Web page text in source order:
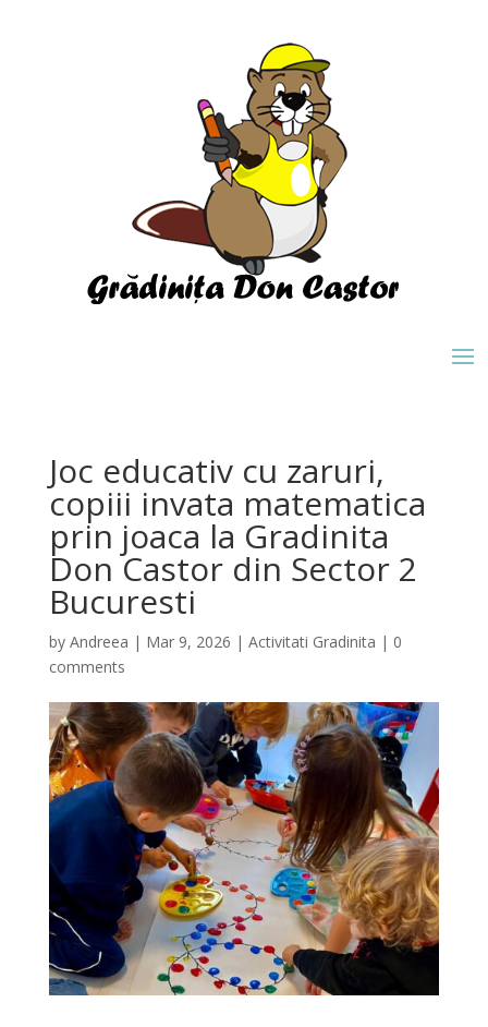
Joc educativ cu zaruri,
copiii invata matematica
prin joaca la Gradinita
Don Castor din Sector 2
Bucuresti
by Andreea | Mar 9, 2026 | Activitati Gradinita | 0
comments